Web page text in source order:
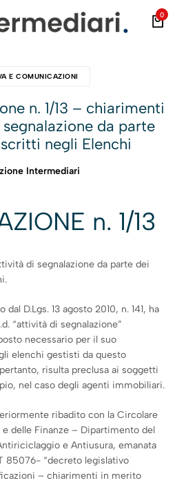
0
E COMUNICAZIONI
n. 1/13 – chiarimenti
da parte
negli Elenchi
Intermediari
n. 1/13
di segnalazione da parte dei
D.Lgs. 13 agosto 2010, n. 141, ha
“attività di segnalazione”
necessario per il suo
elenchi gestisti da questo
risulta preclusa ai soggetti
nel caso degli agenti immobiliari.
ribadito con la Circolare
delle Finanze – Dipartimento del
e Antiusura, emanata
85076- “decreto legislativo
– chiarimenti in merito